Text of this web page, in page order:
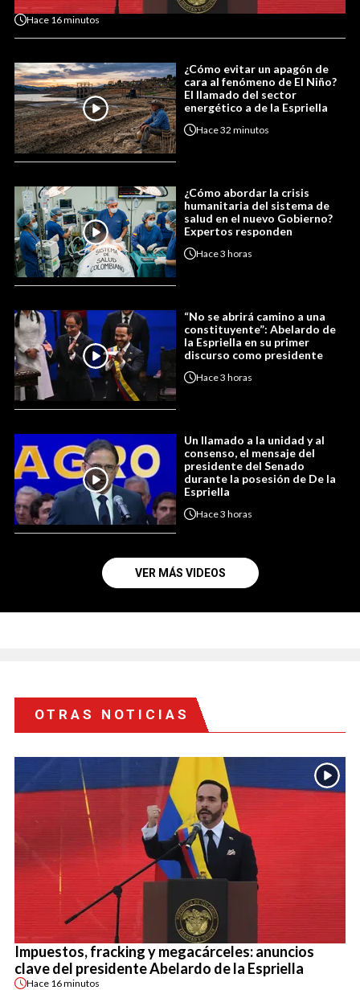
Hace 16 minutos
¿Cómo evitar un apagón de
cara al fenómeno de El Niño?
El llamado del sector
energético a de la Espriella
Hace32 minutos
¿Cómo abordar la crisis
humanitaria del sistema de
salud en el nuevo Gobierno?
Expertos responden
Hace3 horas
“No se abrirá camino a una
constituyente”: Abelardo de
la Espriella en su primer
discurso como presidente
Hace3 horas
Un llamado a la unidad y al
consenso, el mensaje del
presidente del Senado
durante la posesión de De la
Espriella
Hace3 horas
VER MÁS VIDEOS
OTRAS NOTICIAS
Impuestos, fracking y megacárceles: anuncios
clave del presidente Abelardo de la Espriella
Hace 16 minutos